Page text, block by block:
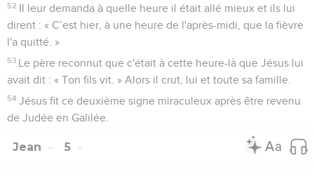
52 Il leur demanda à quelle heure il était allé mieux et ils lui
dirent : « C’est hier, à une heure de l'après-midi, que la fièvre
l'a quitté. »
53 Le père reconnut que c'était à cette heure-là que Jésus lui
avait dit : « Ton fils vit. » Alors il crut, lui et toute sa famille.
54 Jésus fit ce deuxième signe miraculeux après être revenu
de Judée en Galilée.
Jean 5